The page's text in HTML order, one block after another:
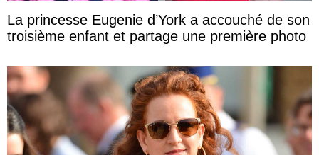
La princesse Eugenie d’York a accouché de son
troisième enfant et partage une première photo